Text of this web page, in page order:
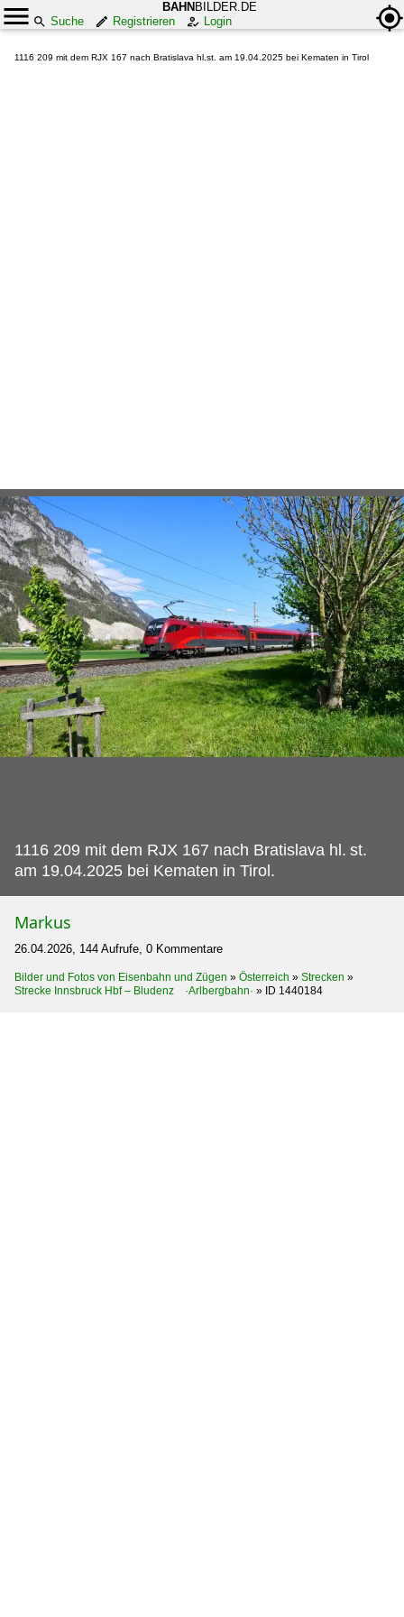
BAHN BILDER.DE
Suche
Registrieren Login
1116 209 mit dem RJX 167 nach Bratislava hl.st. am 19.04.2025 bei Kematen in Tirol
1116 209 mit dem RJX 167 nach Bratislava hl. st.
am 19.04.2025 bei Kematen in Tirol.
Markus
26.04.2026, 144 Aufrufe, 0 Kommentare
Bilder und Fotos von Eisenbahn und Zügen » Österreich » Strecken »
Strecke Innsbruck Hbf – Bludenz ·Arlbergbahn· » ID 1440184